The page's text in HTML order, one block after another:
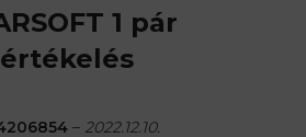
1 pár
– 2022.12.10.